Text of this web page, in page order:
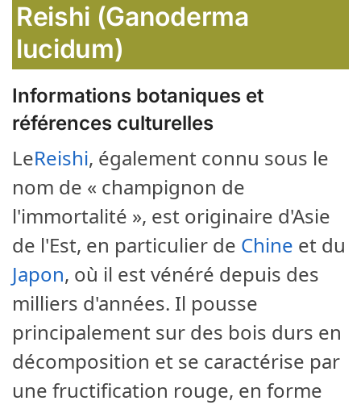
Reishi (Ganoderma
lucidum)
Informations botaniques et
références culturelles
LeReishi, également connu sous le
nom de « champignon de
l'immortalité », est originaire d'Asie
de l'Est, en particulier de Chine et du
Japon, où il est vénéré depuis des
milliers d'années. Il pousse
principalement sur des bois durs en
décomposition et se caractérise par
une fructification rouge, en forme